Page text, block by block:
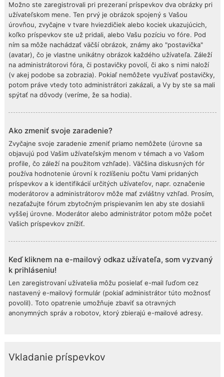
Možno ste zaregistrovali pri prezeraní príspevkov dva obrázky pri
užívateľskom mene. Ten prvý je obrázok spojený s Vašou
úrovňou, zvyčajne v tvare hviezdičiek alebo kociek ukazujúcich,
koľko príspevkov ste už pridali, alebo Vašu pozíciu vo fóre. Pod
ním sa môže nachádzať väčší obrázok, známy ako "postavička"
(avatar), čo je vlastne unikátny obrázok každého užívateľa. Záleží
na administrátorovi fóra, či postavičky povolí, či ako s nimi naloží
(v akej podobe sa zobrazia). Pokiaľ nemôžete využívať postavičky,
potom práve vtedy toto administrátori zakázali, a Vy by ste sa mali
spýtať na dôvody (veríme, že sa hodia).
Ako zmeniť svoje zaradenie?
Zvyčajne svoje zaradenie zmeniť priamo nemôžete (úrovne sa
objavujú pod Vašim užívateľským menom v témach a vo Vašom
profile, čo záleží na použitom vzhľade). Väčšina diskusných fór
používa hodnotenie úrovní k rozlíšeniu počtu Vami pridaných
príspevkov a k identifikácií určitých užívateľov, napr. označenie
moderátorov a administrátorov môže mať zvláštny vzhľad. Prosím,
nezaťažujte fórum zbytočným prispievaním len aby ste dosiahli
vyššej úrovne. Moderátor alebo administrátor potom môže počet
Vašich príspevkov znížiť.
Keď kliknem na e-mailový odkaz užívateľa, som vyzvaný
k prihláseniu!
Len zaregistrovaní užívatelia môžu posielať e-mail ľuďom cez
nastavený e-mailový formulár (pokiaľ administrátor túto možnosť
povolil). Toto opatrenie umožňuje zbaviť sa otravných
anonymných správ a robotov, ktorý zbierajú e-mailové adresy.
Vkladanie príspevkov